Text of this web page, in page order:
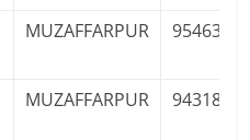
MUZAFFARPUR
MUZAFFARPUR